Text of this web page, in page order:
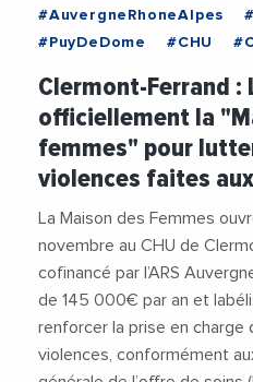
#AuvergneRhoneAlpes
#PuyDeDome
#CHU
#Sante
Clermont-Ferrand :
officiellement la
femmes" pour
violences faites
La Maison des Femmes
novembre au CHU de
cofinancé par l’ARS
de 145 000€ par an et
renforcer la prise en
violences, conformément